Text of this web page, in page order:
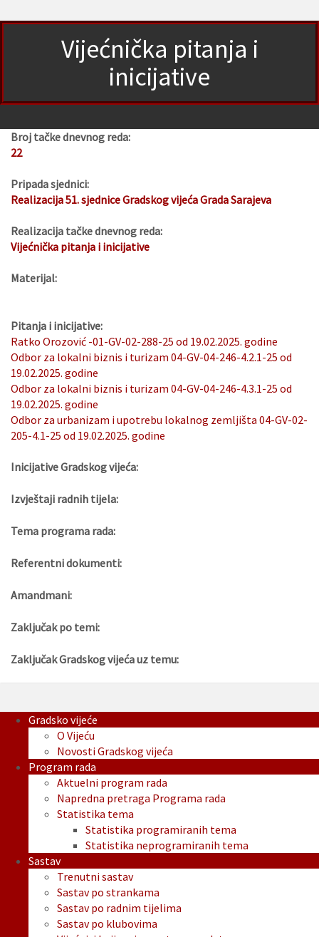
Vijećnička pitanja i
inicijative
Broj tačke dnevnog reda:
22
Pripada sjednici:
Realizacija 51. sjednice Gradskog vijeća Grada Sarajeva
Realizacija tačke dnevnog reda:
Vijećnička pitanja i inicijative
Materijal:
Pitanja i inicijative:
Ratko Orozović -01-GV-02-288-25 od 19.02.2025. godine
Odbor za lokalni biznis i turizam 04-GV-04-246-4.2.1-25 od
19.02.2025. godine
Odbor za lokalni biznis i turizam 04-GV-04-246-4.3.1-25 od
19.02.2025. godine
Odbor za urbanizam i upotrebu lokalnog zemljišta 04-GV-02-
205-4.1-25 od 19.02.2025. godine
Inicijative Gradskog vijeća:
Izvještaji radnih tijela:
Tema programa rada:
Referentni dokumenti:
Amandmani:
Zaključak po temi:
Zaključak Gradskog vijeća uz temu:
Gradsko vijeće
O Vijeću
Novosti Gradskog vijeća
Program rada
Aktuelni program rada
Napredna pretraga Programa rada
Statistika tema
Statistika programiranih tema
Statistika neprogramiranih tema
Sastav
Trenutni sastav
Sastav po strankama
Sastav po radnim tijelima
Sastav po klubovima